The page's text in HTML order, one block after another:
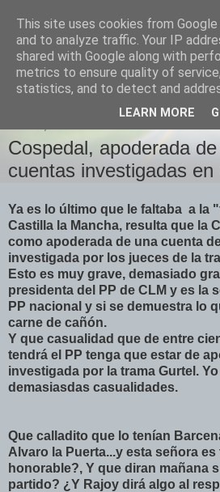
Izquierda Plural
Desde Cuenca para el mundo
Cospedal, apoderada
cuentas investigadas en
Ya es lo último que le faltaba a la
Castilla la Mancha, resulta que la
como apoderada de una cuenta
investigada por los jueces de la
Esto es muy grave, demasiado
presidenta del PP de CLM y es la
PP nacional y si se demuestra lo
carne de cañón.
Y que casualidad que de entre
tendrá el PP tenga que estar de
investigada por la trama Gurtel.
demasiasdas casualidades.
Que calladito que lo tenían
Alvaro la Puerta...y esta señora
honorable?, Y que diran mañana
partido? ¿Y Rajoy dirá algo al
This site uses cookies from
and to analyze traffic. Your IP
shared with Google along with
metrics to ensure quality of
statistics, and to detect and
LEARN MORE